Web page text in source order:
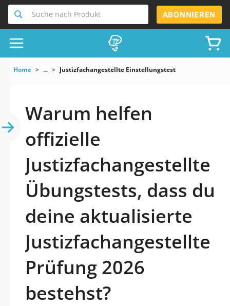
Suche nach Produkt ABONNIEREN
Home ... Justizfachangestellte Einstellungstest
Warum helfen
offizielle
Justizfachangestellte
Übungstests, dass du
deine aktualisierte
Justizfachangestellte
Prüfung 2026
bestehst?